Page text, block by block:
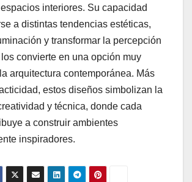
interiores. Su capacidad
a distintas tendencias estéticas,
y transformar la percepción
convierte en una opción muy
arquitectura contemporánea. Más
estos diseños simbolizan la
y técnica, donde cada
a construir ambientes
inspiradores.